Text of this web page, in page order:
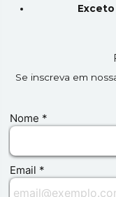
Se inscreva em